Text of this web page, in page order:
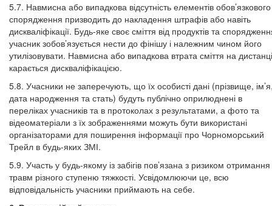
5.7. Навмисна або випадкова відсутність елементів обов’язкового
спорядження призводить до накладення штрафів або навіть
дискваліфікації. Будь-яке своє сміття від продуктів та
учасник зобов’язується нести до фінішу і належним чином його
утилізовувати. Навмисна або випадкова втрата сміття на
карається дискваліфікацією.
5.8. Учасники не заперечують, що їх особисті дані (прізвище,
дата народження та стать) будуть публічно оприлюднені в
переліках учасників та в протоколах з результатами, а фото та
відеоматеріали з їх зображеннями можуть бути використані
організаторами для поширення інформації про Чорноморський
Трейл в будь-яких ЗМІ.
5.9. Участь у будь-якому із забігів пов’язана з ризиком отримання
травм різного ступеню тяжкості. Усвідомлюючи це, всю
відповідальність учасники приймають на себе.